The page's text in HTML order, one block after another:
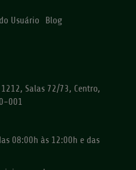
Usuário
Blog
Salas 72/73, Centro,
001
08:00h às 12:00h e das